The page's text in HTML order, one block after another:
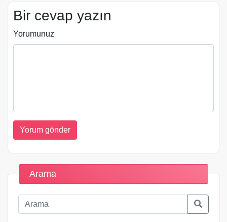
Bir cevap yazın
Yorumunuz
Arama